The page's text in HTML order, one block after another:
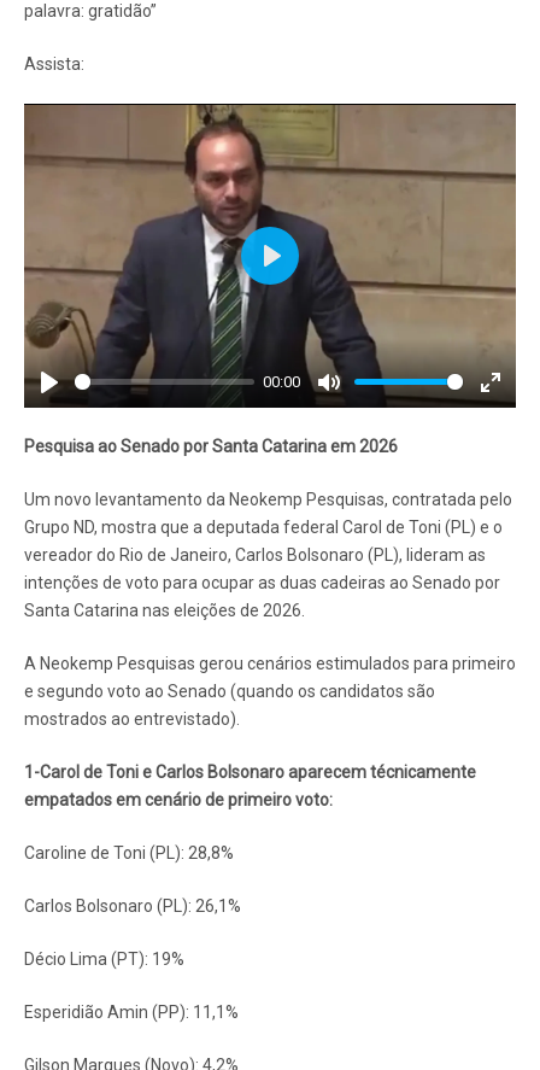
palavra: gratidão”
Assista:
Play
00:00
Mute
Enter
Play
Pesquisa ao Senado por Santa Catarina em 2026
Um novo levantamento da Neokemp Pesquisas, contratada pelo
Grupo ND, mostra que a deputada federal Carol de Toni (PL) e o
vereador do Rio de Janeiro, Carlos Bolsonaro (PL), lideram as
intenções de voto para ocupar as duas cadeiras ao Senado por
Santa Catarina nas eleições de 2026.
A Neokemp Pesquisas gerou cenários estimulados para primeiro
e segundo voto ao Senado (quando os candidatos são
mostrados ao entrevistado).
1-Carol de Toni e Carlos Bolsonaro aparecem técnicamente
empatados em cenário de primeiro voto:
Caroline de Toni (PL): 28,8%
Carlos Bolsonaro (PL): 26,1%
Décio Lima (PT): 19%
Esperidião Amin (PP): 11,1%
Gilson Marques (Novo): 4,2%